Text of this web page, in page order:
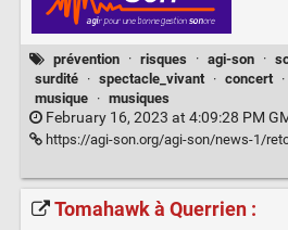
prévention · risques · agi-son ·
surdité
· spectacle_vivant · concert ·
musique
· musiques
February 16, 2023 at 4:09:28 PM
https://agi-son.org/agi-son/news-1/
Tomahawk à Querrien :